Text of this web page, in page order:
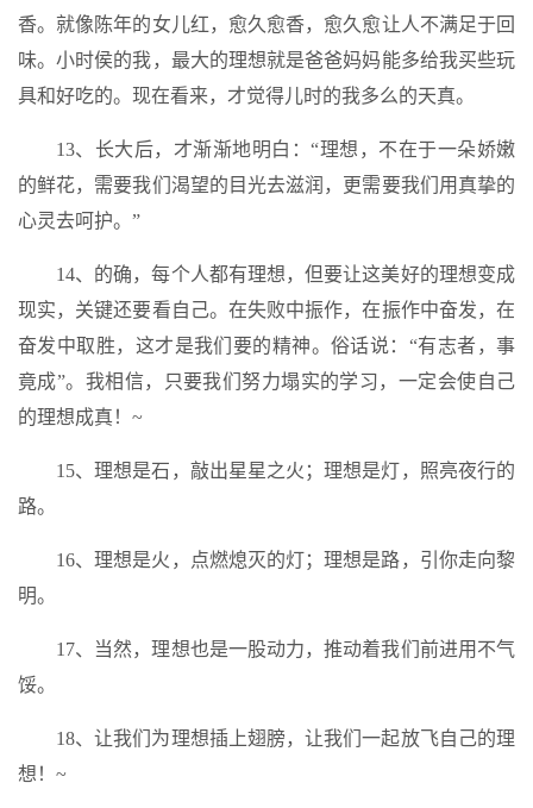
香。就像陈年的女儿红，愈久愈香，愈久愈让人不满足于回
味。小时侯的我，最大的理想就是爸爸妈妈能多给我买些玩
具和好吃的。现在看来，才觉得儿时的我多么的天真。
13、长大后，才渐渐地明白：“理想，不在于一朵娇嫩
的鲜花，需要我们渴望的目光去滋润，更需要我们用真挚的
心灵去呵护。”
14、的确，每个人都有理想，但要让这美好的理想变成
现实，关键还要看自己。在失败中振作，在振作中奋发，在
奋发中取胜，这才是我们要的精神。俗话说：“有志者，事
竟成”。我相信，只要我们努力塌实的学习，一定会使自己
的理想成真！~
15、理想是石，敲出星星之火；理想是灯，照亮夜行的
路。
16、理想是火，点燃熄灭的灯；理想是路，引你走向黎
明。
17、当然，理想也是一股动力，推动着我们前进用不气
馁。
18、让我们为理想插上翅膀，让我们一起放飞自己的理
想！~